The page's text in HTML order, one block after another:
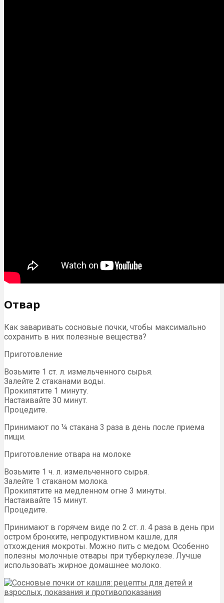
Отвар
Как заваривать сосновые почки, чтобы максимально
сохранить в них полезные вещества?
Приготовление
Возьмите 1 ст. л. измельченного сырья.
Залейте 2 стаканами воды.
Прокипятите 1 минуту.
Настаивайте 30 минут.
Процедите.
Принимают по ¼ стакана 3 раза в день после приема
пищи.
Приготовление отвара на молоке
Возьмите 1 ч. л. измельченного сырья.
Залейте 1 стаканом молока.
Прокипятите на медленном огне 3 минуты.
Настаивайте 15 минут.
Процедите.
Принимают в горячем виде по 2 ст. л. 4 раза в день при
остром бронхите, непродуктивном кашле, для
отхождения мокроты. Можно пить с медом. Особенно
полезны молочные отвары при туберкулезе. Лучше
использовать жирное домашнее молоко.